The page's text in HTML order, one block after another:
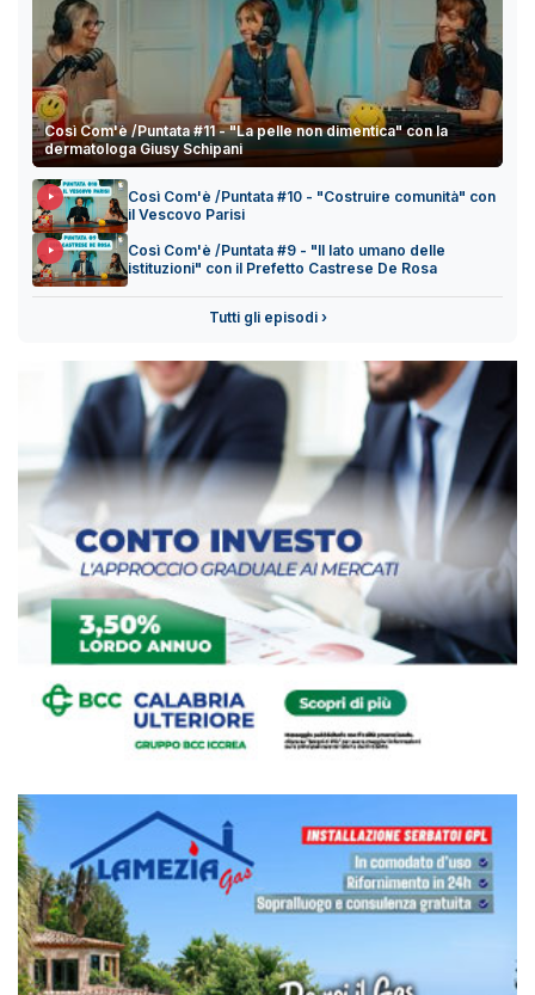
Così Com'è /Puntata #11 - "La pelle non dimentica" con la
dermatologa Giusy Schipani
Così Com'è /Puntata #10 - "Costruire comunità" con
il Vescovo Parisi
Così Com'è /Puntata #9 - "Il lato umano delle
istituzioni" con il Prefetto Castrese De Rosa
Tutti gli episodi ›